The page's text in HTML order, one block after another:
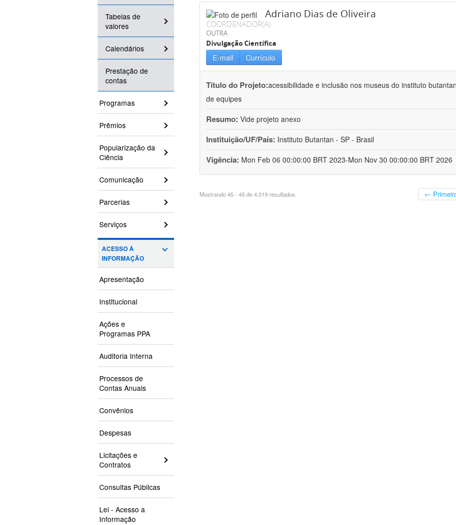
Tabelas de
valores
Calendários
Prestação de
contas
Programas
Prêmios
Popularização da
Ciência
Comunicação
Parcerias
Serviços
ACESSO À
INFORMAÇÃO
Apresentação
Institucional
Ações e
Programas PPA
Auditoria Interna
Processos de
Contas Anuais
Convênios
Despesas
Licitações e
Contratos
Consultas Públicas
Lei - Acesso a
Informação
Adriano Dias de Oliveira
COORDENADOR(A)
OUTRA
Divulgação Científica
E-mail Currículo
Título do Projeto:acessibilidade e inclusão nos museus do instituto
de equipes
Resumo: Vide projeto anexo
Instituição/UF/País: Instituto Butantan - SP - Brasil
Vigência: Mon Feb 06 00:00:00 BRT 2023-Mon Nov 30 00:00:00 BRT 2026
Mostrando 45 - 45 de 4.019 resultados. ←